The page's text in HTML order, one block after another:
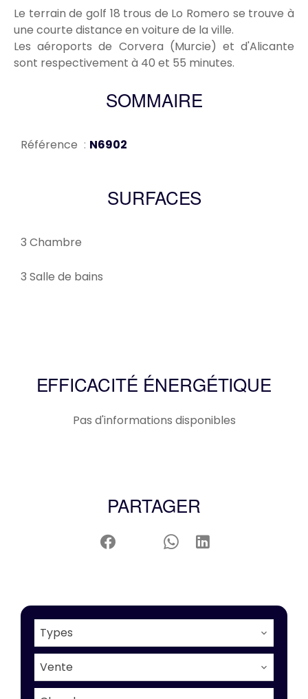
Le terrain de golf 18 trous de Lo Romero se trouve à
une courte distance en voiture de la ville.
Les aéroports de Corvera (Murcie) et d'Alicante
sont respectivement à 40 et 55 minutes.
SOMMAIRE
Référence N6902
SURFACES
3 Chambre
3 Salle de bains
EFFICACITÉ ÉNERGÉTIQUE
Pas d'informations disponibles
PARTAGER
Types
Vente